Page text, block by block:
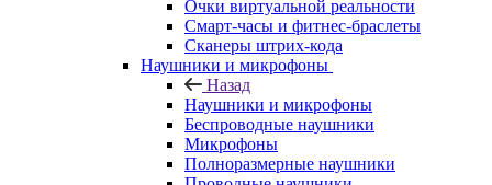
Очки виртуальной реальности
Смарт-часы и фитнес-браслеты
Сканеры штрих-кода
Наушники и микрофоны
Назад
Наушники и микрофоны
Беспроводные наушники
Микрофоны
Полноразмерные наушники